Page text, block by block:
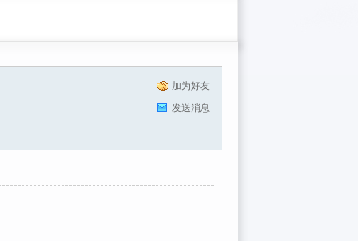
加为好友
发送消息